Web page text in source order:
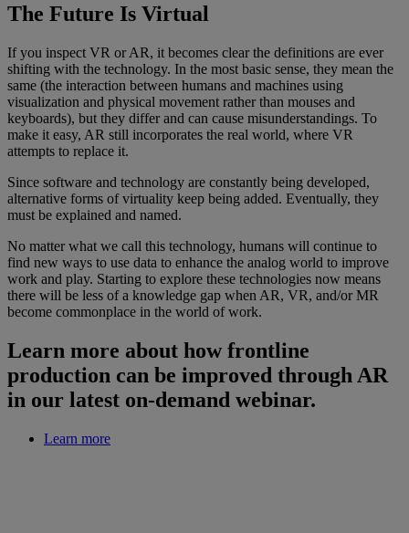
The Future Is Virtual
If you inspect VR or AR, it becomes clear the definitions are ever
shifting with the technology. In the most basic sense, they mean the
same (the interaction between humans and machines using
visualization and physical movement rather than mouses and
keyboards), but they differ and can cause misunderstandings. To
make it easy, AR still incorporates the real world, where VR
attempts to replace it.
Since software and technology are constantly being developed,
alternative forms of virtuality keep being added. Eventually, they
must be explained and named.
No matter what we call this technology, humans will continue to
find new ways to use data to enhance the analog world to improve
work and play. Starting to explore these technologies now means
there will be less of a knowledge gap when AR, VR, and/or MR
become commonplace in the world of work.
Learn more about how frontline
production can be improved through AR
in our latest on-demand webinar.
Learn more